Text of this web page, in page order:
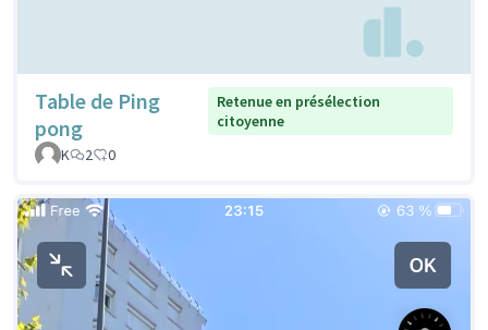
Table de Ping
pong
Retenue en présélection
citoyenne
K
2 0